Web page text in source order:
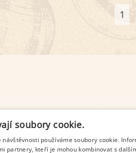
1
UŽITÍ ZÁSADY
soubory cookie.
používáme soubory cookie.
partnery, kteří je mohou kombinovat s